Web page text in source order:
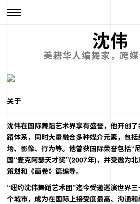
沈伟
美籍华人编舞家，跨
关于
沈伟在国际舞蹈艺术界享有盛誉，他开创
蹈体系，同时大量融合多种媒介元素，包
场、影像、行为等。他曾获国际荣誉包括“
国“麦克阿瑟天才奖”(2007年)，并受邀为
策划和《画卷》篇编导。
“纽约沈伟舞蹈艺术团”迄今受邀巡演世界
个城市，成为在国际上接受度最高、沟通